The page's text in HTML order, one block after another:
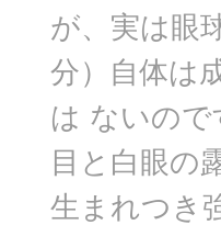
が、実は眼
分）自体は
は ないので
目と白眼の
生まれつき